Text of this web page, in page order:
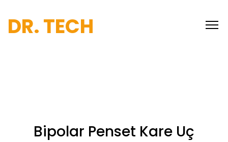
DR. TECH
Bipolar Penset Kare Uç